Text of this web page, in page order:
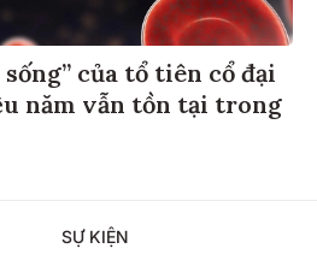
của tổ tiên cổ đại
năm vẫn tồn tại trong
SỰ KIỆN